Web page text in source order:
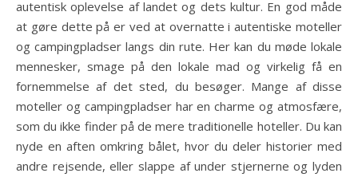
autentisk oplevelse af landet og dets kultur. En god måde
at gøre dette på er ved at overnatte i autentiske moteller
og campingpladser langs din rute. Her kan du møde lokale
mennesker, smage på den lokale mad og virkelig få en
fornemmelse af det sted, du besøger. Mange af disse
moteller og campingpladser har en charme og atmosfære,
som du ikke finder på de mere traditionelle hoteller. Du kan
nyde en aften omkring bålet, hvor du deler historier med
andre rejsende, eller slappe af under stjernerne og lyden